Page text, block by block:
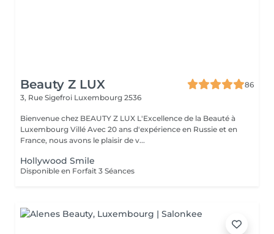
Beauty Z LUX
86
3, Rue Sigefroi Luxembourg 2536
Bienvenue chez BEAUTY Z LUX L'Excellence de la Beauté à
Luxembourg Villé Avec 20 ans d'expérience en Russie et en
France, nous avons le plaisir de v...
Hollywood Smile
Disponible en Forfait 3 Séances